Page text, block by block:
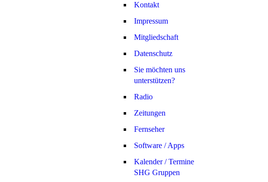
Kontakt
Impressum
Mitgliedschaft
Datenschutz
Sie möchten uns
unterstützen?
Radio
Zeitungen
Fernseher
Software / Apps
Kalender / Termine
SHG Gruppen